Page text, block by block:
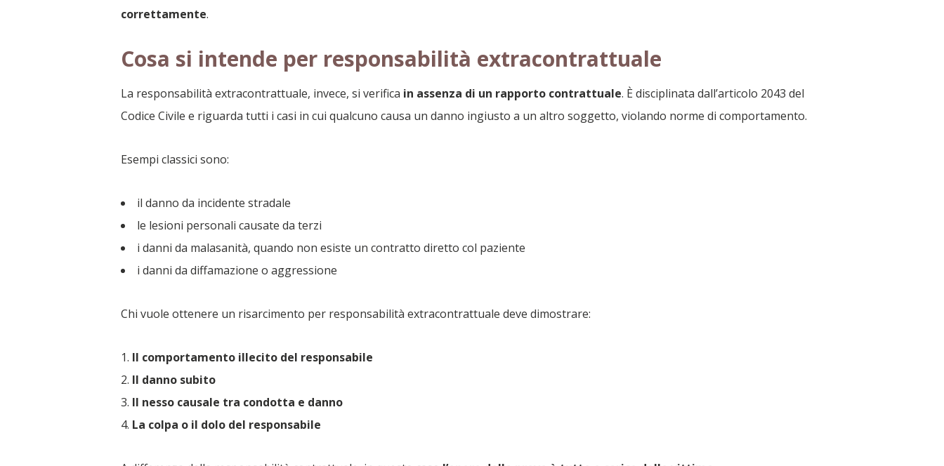
correttamente.
Cosa si intende per responsabilità extracontrattuale
La responsabilità extracontrattuale, invece, si verifica in assenza di un rapporto contrattuale. È disciplinata dall’articolo 2043 del
Codice Civile e riguarda tutti i casi in cui qualcuno causa un danno ingiusto a un altro soggetto, violando norme di comportamento.
Esempi classici sono:
il danno da incidente stradale
le lesioni personali causate da terzi
i danni da malasanità, quando non esiste un contratto diretto col paziente
i danni da diffamazione o aggressione
Chi vuole ottenere un risarcimento per responsabilità extracontrattuale deve dimostrare:
Il comportamento illecito del responsabile
Il danno subito
Il nesso causale tra condotta e danno
La colpa o il dolo del responsabile